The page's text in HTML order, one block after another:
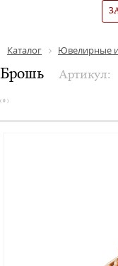
Каталог Ювелирные
Брошь Артикул:
( 0 )